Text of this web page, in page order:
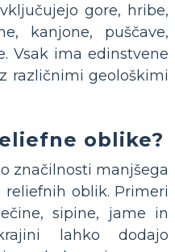
gore, hribe,
kanjone, puščave,
Vsak ima edinstvene
različnimi geološkimi
oblike?
značilnosti manjšega
reliefnih oblik. Primeri
sipine, jame in
lahko dodajo